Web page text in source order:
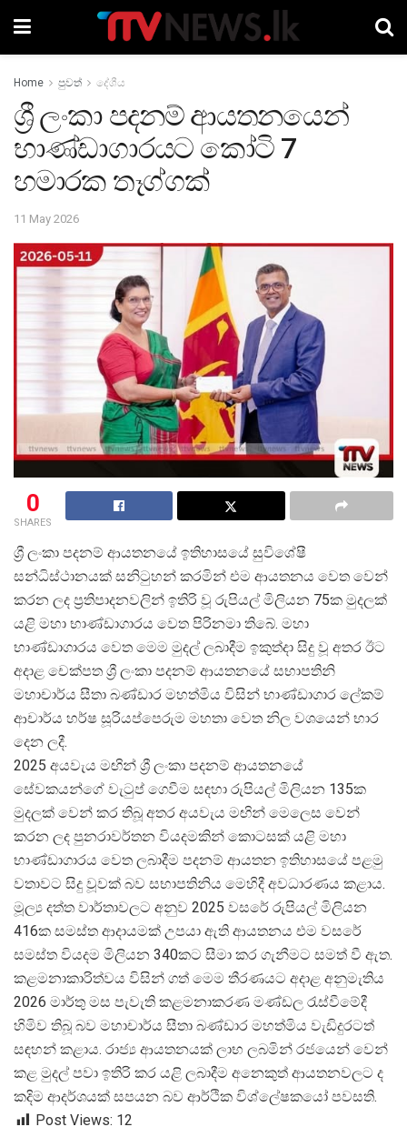
Home පුවත් දේශීය
ශ්‍රී ලංකා පදනම් ආයතනයෙන්
භාණ්ඩාගාරයට කෝටි 7
හමාරක තෑග්ගක්
11 May 2026
0
SHARES
ශ් රී ලංකා පදනම් ආයතනයේ ඉතිහාසයේ සුවිශේෂී
සන්ධිස්ථානයක් සනිටුහන් කරමින් එම ආයතනය වෙත වෙන්
කරන ලද ප්රතිපාදනවලින් ඉතිරි වූ රුපියල් මිලියන 75ක මුදලක්
යළි මහා භාණ්ඩාගාරය වෙත පිරිනමා තිබේ. මහා
භාණ්ඩාගාරය වෙත මෙම මුදල් ලබාදීම ඉකුත්දා සිදු වූ අතර ඊට
අදාළ චෙක්පත ශ් රී ලංකා පදනම් ආයතනයේ සභාපතිනි
මහාචාර්ය සීතා බණ්ඩාර මහත්මිය විසින් භාණ්ඩාගාර ලේකම්
ආචාර්ය හර්ෂ සූරියප්පෙරුම මහතා වෙත නිල වශයෙන් භාර
දෙන ලදී.
2025 අයවැය මඟින් ශ් රී ලංකා පදනම් ආයතනයේ
සේවකයන්ගේ වැටුප් ගෙවීම සඳහා රුපියල් මිලියන 135ක
මුදලක් වෙන් කර තිබූ අතර අයවැය මඟින් මෙලෙස වෙන්
කරන ලද පුනරාවර්තන වියදමකින් කොටසක් යළි මහා
භාණ්ඩාගාරය වෙත ලබාදීම පදනම් ආයතන ඉතිහාසයේ පළමු
වතාවට සිදු වූවක් බව සභාපතිනිය මෙහිදී අවධාරණය කළාය.
මූල් ය දත්ත වාර්තාවලට අනුව 2025 වසරේ රුපියල් මිලියන
416ක සමස්ත ආදායමක් උපයා ඇති ආයතනය එම වසරේ
සමස්ත වියදම මිලියන 340කට සීමා කර ගැනීමට සමත් වී ඇත.
කළමනාකාරිත්වය විසින් ගත් මෙම තීරණයට අදාළ අනුමැතිය
2026 මාර්තු මස පැවැති කළමනාකරණ මණ්ඩල රැස්වීමේදී
හිමිව තිබූ බව මහාචාර්ය සීතා බණ්ඩාර මහත්මිය වැඩිදුරටත්
සඳහන් කළාය. රාජ් ය ආයතනයක් ලාභ ලබමින් රජයෙන් වෙන්
කළ මුදල් පවා ඉතිරි කර යළි ලබාදීම අනෙකුත් ආයතනවලට ද
කදිම ආදර්ශයක් සපයන බව ආර්ථික විශ්ලේෂකයෝ පවසති.
Post Views: 12